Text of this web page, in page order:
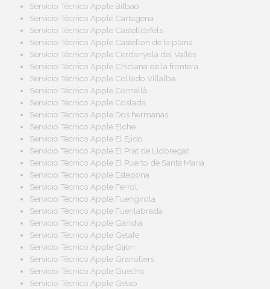
Servicio Técnico Apple Bilbao
Servicio Técnico Apple Cartagena
Servicio Técnico Apple Castelldefels
Servicio Técnico Apple Castellon de la plana
Servicio Técnico Apple Cerdanyola del Vallès
Servicio Técnico Apple Chiclana de la frontera
Servicio Técnico Apple Collado Villalba
Servicio Técnico Apple Cornellà
Servicio Técnico Apple Coslada
Servicio Técnico Apple Dos hermanas
Servicio Técnico Apple Elche
Servicio Técnico Apple El Ejido
Servicio Técnico Apple El Prat de Llobregat
Servicio Técnico Apple El Puerto de Santa Maria
Servicio Técnico Apple Estepona
Servicio Técnico Apple Ferrol
Servicio Técnico Apple Fuengirola
Servicio Técnico Apple Fuenlabrada
Servicio Técnico Apple Gandía
Servicio Técnico Apple Getafe
Servicio Técnico Apple Gijón
Servicio Técnico Apple Granollers
Servicio Técnico Apple Guecho
Servicio Técnico Apple Getxo